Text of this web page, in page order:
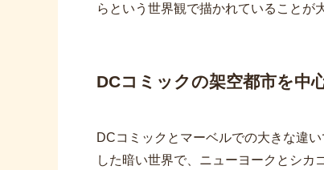
らという世界観で描かれていることが
DCコミックの架空都市を中
DCコミックとマーベルでの大きな違
した暗い世界で、ニューヨークとシカ